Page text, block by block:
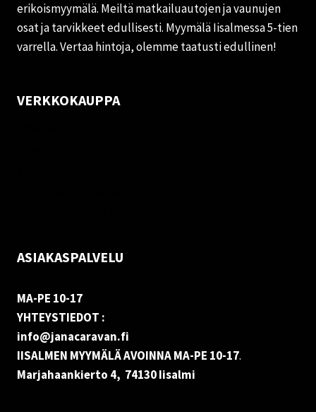
erikoismyymälä. Meiltä matkailuautojen ja vaunujen
osat ja tarvikkeet edullisesti. Myymälä Iisalmessa 5-tien
varrella. Vertaa hintoja, olemme taatusti edullinen!
VERKKOKAUPPA
ASIAKASPALVELU
MA-PE 10-17
YHTEYSTIEDOT :
info@janacaravan.fi
IISALMEN MYYMÄLÄ AVOINNA MA-PE 10-17.
Marjahaankierto 4, 74130 Iisalmi